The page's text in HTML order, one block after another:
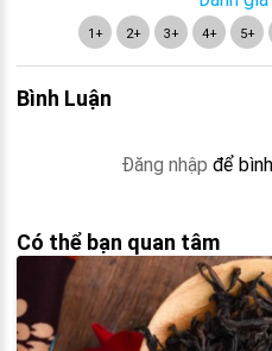
1+ 2+ 3+ 4+ 5+
Bình Luận
Đăng nhập để
Có thể bạn quan tâm